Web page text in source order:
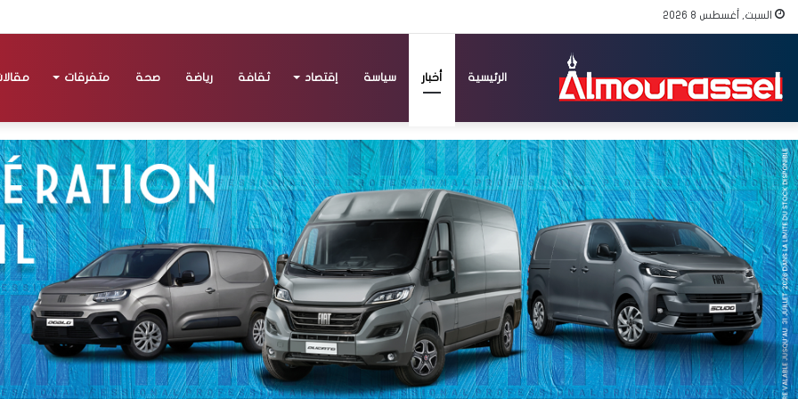
السبت, أغسطس 8 2026
الرئيسية أخبار سياسة إقتصاد ثقافة رياضة صحة متفرقات